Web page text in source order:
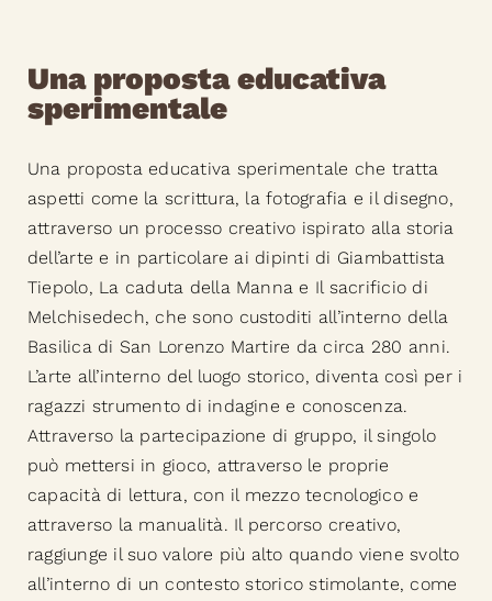
Una proposta educativa
sperimentale
Una proposta educativa sperimentale che tratta
aspetti come la scrittura, la fotografia e il disegno,
attraverso un processo creativo ispirato alla storia
dell’arte e in particolare ai dipinti di Giambattista
Tiepolo, La caduta della Manna e Il sacrificio di
Melchisedech, che sono custoditi all’interno della
Basilica di San Lorenzo Martire da circa 280 anni.
L’arte all’interno del luogo storico, diventa così per i
ragazzi strumento di indagine e conoscenza.
Attraverso la partecipazione di gruppo, il singolo
può mettersi in gioco, attraverso le proprie
capacità di lettura, con il mezzo tecnologico e
attraverso la manualità. Il percorso creativo,
raggiunge il suo valore più alto quando viene svolto
all’interno di un contesto storico stimolante, come